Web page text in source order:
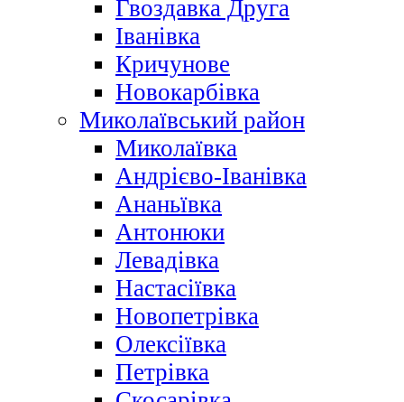
Гвоздавка Друга
Іванівка
Кричунове
Новокарбівка
Миколаївський район
Миколаївка
Андрієво-Іванівка
Ананьївка
Антонюки
Левадівка
Настасіївка
Новопетрівка
Олексіївка
Петрівка